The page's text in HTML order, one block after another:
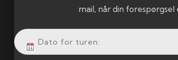
mail, når din forespørgsel